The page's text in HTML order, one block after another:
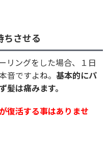
ちさせる
リングをした場合、１日
音ですよね。 基本的にパ
は痛みます。
復活する事はありませ